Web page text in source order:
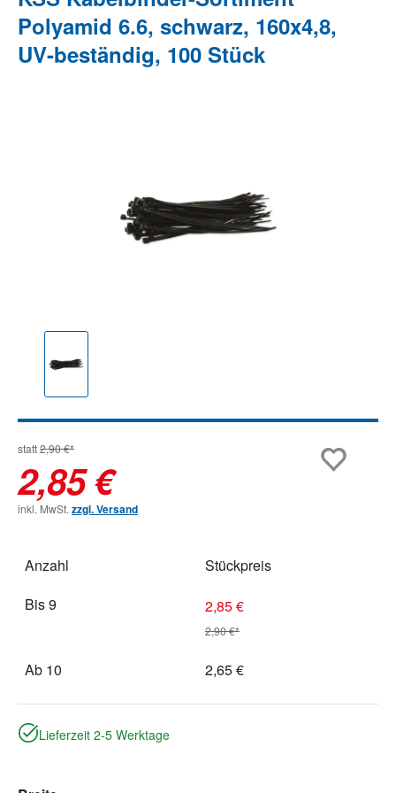
Polyamid 6.6, schwarz, 160x4,8,
UV-beständig, 100 Stück
statt2,90 €*
2,85 €
inkl. MwSt. zzgl. Versand
Anzahl
Stückpreis
Bis9 2,85 €
2,90 €*
Ab 10 2,65 €
Lieferzeit 2-5 Werktage